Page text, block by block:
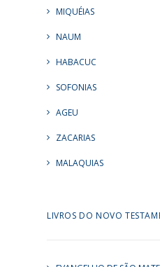
MIQUÉIAS
NAUM
HABACUC
SOFONIAS
AGEU
ZACARIAS
MALAQUIAS
LIVROS DO NOVO